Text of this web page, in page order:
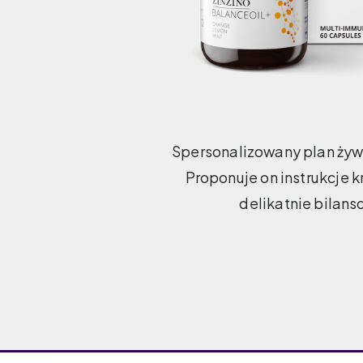
Spersonalizowany plan
Proponuje on instrukcje
delikatnie